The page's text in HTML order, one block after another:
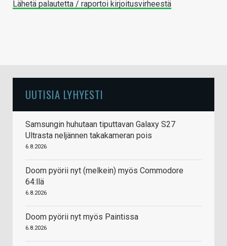
Lähetä palautetta / raportoi kirjoitusvirheestä
UUTISIA LYHYESTI
Samsungin huhutaan tiputtavan Galaxy S27
Ultrasta neljännen takakameran pois
6.8.2026
Doom pyörii nyt (melkein) myös Commodore
64:llä
6.8.2026
Doom pyörii nyt myös Paintissa
6.8.2026